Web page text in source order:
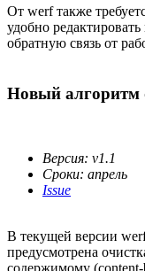
От werf также
удобно
обратную связь от
Новый
Версия: v1.1
Сроки: апрель
Issue
В текущей версии
предусмотрена
содержимому